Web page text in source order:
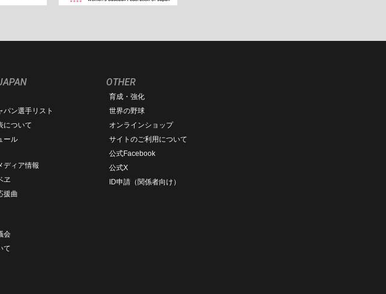
パン選手リスト
について
ール
ディア情報
ヱ
援曲
会
て
OTHER
育成・強化
世界の野球
オンラインショップ
サイトのご利用について
公式Facebook
公式X
ID申請（関係者向け）